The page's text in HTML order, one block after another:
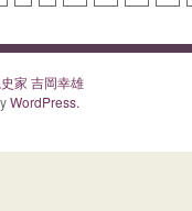
家 吉岡幸雄
WordPress.